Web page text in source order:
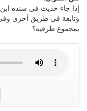
إذا جاء حديث في سنده
وتابعة في طريق أخرى
بمجموع طرقيه؟